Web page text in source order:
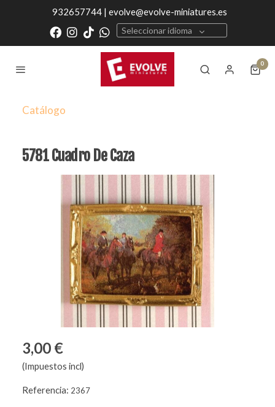
932657744 | evolve@evolve-miniatures.es
Seleccionar idioma
0
Catálogo
5781 Cuadro De Caza
3,00 €
(Impuestos incl)
Referencia: 2367